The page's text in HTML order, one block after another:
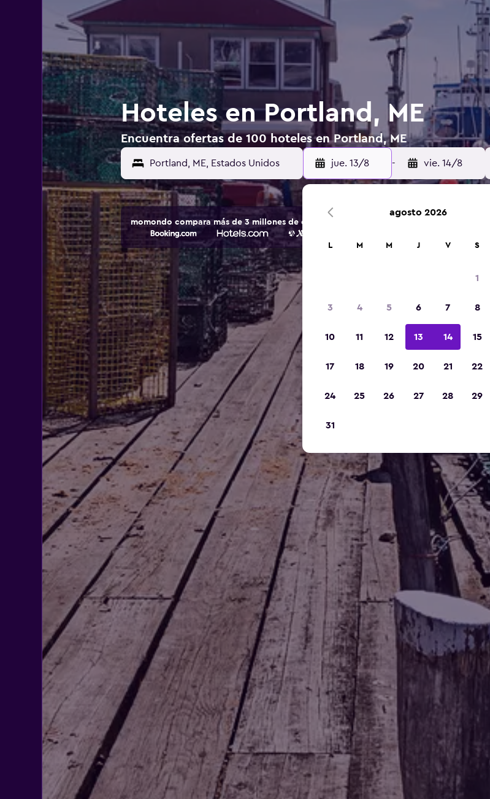
Hoteles en Portland, ME
Encuentra ofertas de 100 hoteles en Portland, ME
jue. 13/8 - vie. 14/8
momondo compara más de 3 millones de opciones de hoteles y alojamientos.
agosto 2026
L M M J V S
1
3 4 5 6 7 8
10 11 12 13 14 15
17 18 19 20 21 22
24 25 26 27 28 29
31